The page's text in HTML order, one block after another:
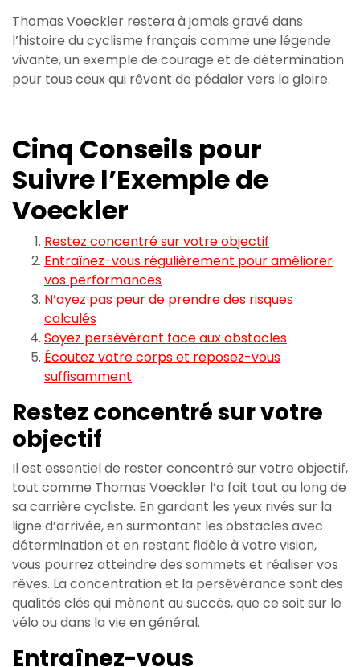
Thomas Voeckler restera à jamais gravé dans
l’histoire du cyclisme français comme une légende
vivante, un exemple de courage et de détermination
pour tous ceux qui rêvent de pédaler vers la gloire.
Cinq Conseils pour
Suivre l’Exemple de
Voeckler
Restez concentré sur votre objectif
Entraînez-vous régulièrement pour améliorer
vos performances
N’ayez pas peur de prendre des risques
calculés
Soyez persévérant face aux obstacles
Écoutez votre corps et reposez-vous
suffisamment
Restez concentré sur votre
objectif
Il est essentiel de rester concentré sur votre objectif,
tout comme Thomas Voeckler l’a fait tout au long de
sa carrière cycliste. En gardant les yeux rivés sur la
ligne d’arrivée, en surmontant les obstacles avec
détermination et en restant fidèle à votre vision,
vous pourrez atteindre des sommets et réaliser vos
rêves. La concentration et la persévérance sont des
qualités clés qui mènent au succès, que ce soit sur le
vélo ou dans la vie en général.
Entraînez-vous